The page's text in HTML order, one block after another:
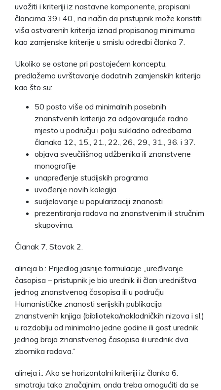
uvažiti i kriteriji iz nastavne komponente, propisani
člancima 39 i 40., na način da pristupnik može koristiti
viša ostvarenih kriterija iznad propisanog minimuma
kao zamjenske kriterije u smislu odredbi članka 7.
Ukoliko se ostane pri postojećem konceptu,
predlažemo uvrštavanje dodatnih zamjenskih kriterija
kao što su:
50 posto više od minimalnih posebnih
znanstvenih kriterija za odgovarajuće radno
mjesto u području i polju sukladno odredbama
članaka 12., 15., 21., 22., 26., 29., 31., 36. i 37.
objava sveučilišnog udžbenika ili znanstvene
monografije
unapređenje studijskih programa
uvođenje novih kolegija
sudjelovanje u popularizaciji znanosti
prezentiranja radova na znanstvenim ili stručnim
skupovima.
Članak 7. Stavak 2.
alineja b.: Prijedlog jasnije formulacije „uređivanje
časopisa – pristupnik je bio urednik ili član uredništva
jednog znanstvenog časopisa ili u području
Humanističke znanosti serijskih publikacija
znanstvenih knjiga (biblioteka/nakladničkih nizova i sl.)
u razdoblju od minimalno jedne godine ili gost urednik
jednog broja znanstvenog časopisa ili urednik dva
zbornika radova.“
alineja i.: Ako se horizontalni kriteriji iz članka 6.
smatraju tako značajnim, onda treba omogućiti da se